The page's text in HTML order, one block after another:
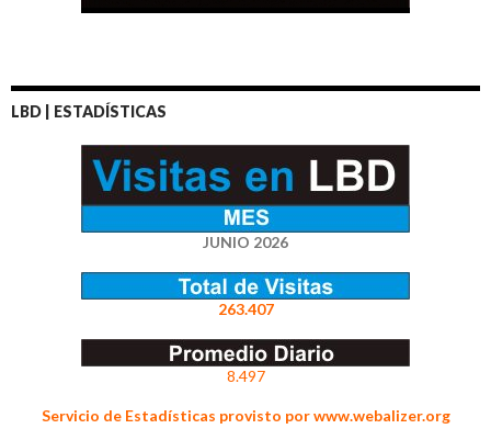
LBD | ESTADÍSTICAS
JUNIO 2026
263.407
8.497
Servicio de Estadísticas provisto por www.webalizer.org